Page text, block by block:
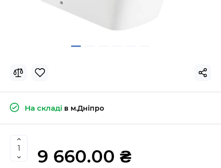
На складі в м.Дніпро
9 660.00 ₴